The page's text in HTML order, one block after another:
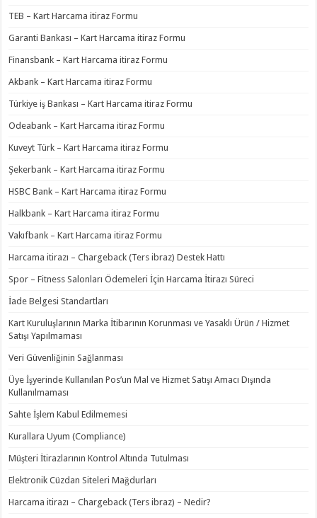
TEB – Kart Harcama itiraz Formu
Garanti Bankası – Kart Harcama itiraz Formu
Finansbank – Kart Harcama itiraz Formu
Akbank – Kart Harcama itiraz Formu
Türkiye iş Bankası – Kart Harcama itiraz Formu
Odeabank – Kart Harcama itiraz Formu
Kuveyt Türk – Kart Harcama itiraz Formu
Şekerbank – Kart Harcama itiraz Formu
HSBC Bank – Kart Harcama itiraz Formu
Halkbank – Kart Harcama itiraz Formu
Vakıfbank – Kart Harcama itiraz Formu
Harcama itirazı – Chargeback (Ters ibraz) Destek Hattı
Spor – Fitness Salonları Ödemeleri İçin Harcama İtirazı Süreci
İade Belgesi Standartları
Kart Kuruluşlarının Marka İtibarının Korunması ve Yasaklı Ürün / Hizmet
Satışı Yapılmaması
Veri Güvenliğinin Sağlanması
Üye İşyerinde Kullanılan Pos’un Mal ve Hizmet Satışı Amacı Dışında
Kullanılmaması
Sahte İşlem Kabul Edilmemesi
Kurallara Uyum (Compliance)
Müşteri İtirazlarının Kontrol Altında Tutulması
Elektronik Cüzdan Siteleri Mağdurları
Harcama itirazı – Chargeback (Ters ibraz) – Nedir?